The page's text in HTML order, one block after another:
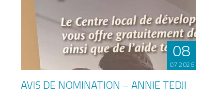
08
07 2026
AVIS DE NOMINATION – ANNIE TEDJI